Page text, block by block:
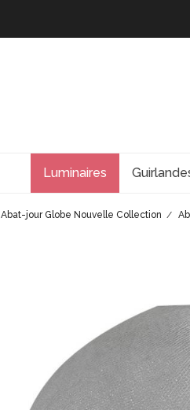
Luminaires
Abat-jour Globe Nouvelle Collection